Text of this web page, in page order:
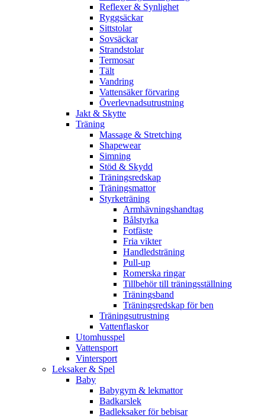
Reflexer & Synlighet
Ryggsäckar
Sittstolar
Sovsäckar
Strandstolar
Termosar
Tält
Vandring
Vattensäker förvaring
Överlevnadsutrustning
Jakt & Skytte
Träning
Massage & Stretching
Shapewear
Simning
Stöd & Skydd
Träningsredskap
Träningsmattor
Styrketräning
Armhävningshandtag
Bålstyrka
Fotfäste
Fria vikter
Handledsträning
Pull-up
Romerska ringar
Tillbehör till träningsställning
Träningsband
Träningsredskap för ben
Träningsutrustning
Vattenflaskor
Utomhusspel
Vattensport
Vintersport
Leksaker & Spel
Baby
Babygym & lekmattor
Badkarslek
Badleksaker för bebisar